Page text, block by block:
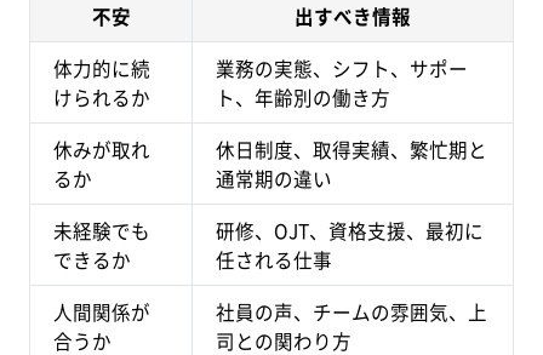
不安
出すべき情報
体力的に続
けられるか
業務の実態、シフト、サポー
ト、年齢別の働き方
休みが取れ
るか
休日制度、取得実績、繁忙期と
通常期の違い
未経験でも
できるか
研修、OJT、資格支援、最初に
任される仕事
人間関係が
合うか
社員の声、チームの雰囲気、上
司との関わり方